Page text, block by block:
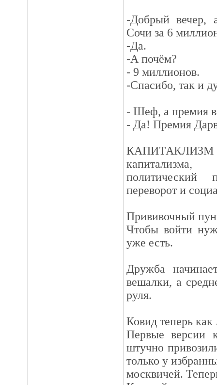
-Добрый вечер,
Сочи за 6
-Да.
-А почём?
- 9 миллионов.
-Спасибо, так и
- Шеф, а премия в
- Да! Премия
КАПИТАКЛИЗМ -
политический
переворот и
Прививочный
Чтобы войти
уже есть.
Дружба
вешалки, а
руля.
Ковид теперь
Первые версии
штучно
только у
москвичей.